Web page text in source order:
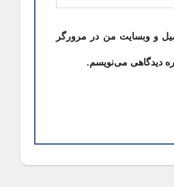
و وبسایت من در مرورگر
دیدگاهی می‌نویسم.